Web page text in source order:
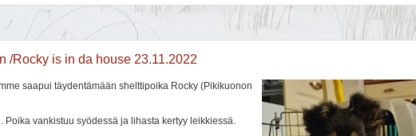
/Rocky is in da house 23.11.2022
saapui täydentämään shelttipoika Rocky (Pikikuonon
Poika vankistuu syödessä ja lihasta kertyy leikkiessä.